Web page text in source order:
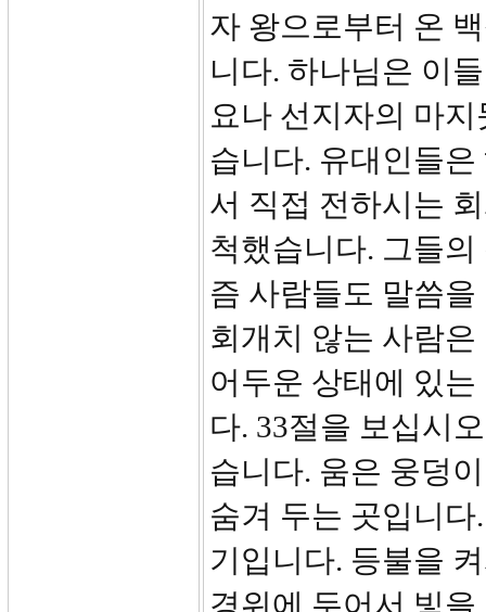
자 왕으로부터 온
니다. 하나님은 이
요나 선지자의 마
습니다. 유대인들
서 직접 전하시는
척했습니다. 그들
즘 사람들도 말씀
회개치 않는 사람
어두운 상태에 있
다. 33절을 보십시
습니다. 움은 웅덩
숨겨 두는 곳입니
기입니다. 등불을
경위에 두어서 빛